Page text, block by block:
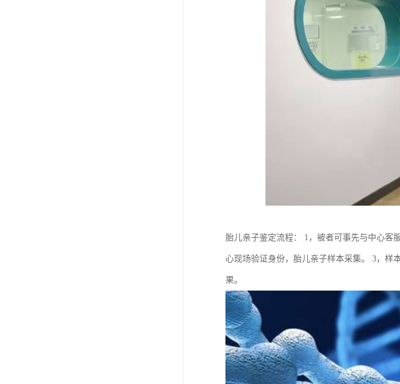
胎儿亲子鉴定流程： 1，被者可事先与中心客
心现场验证身份，胎儿亲子样本采集。 3，样
果。